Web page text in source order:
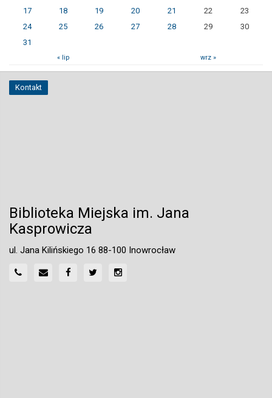
17
18 19 20 21 22
23
24
25 26 27 28 29
30
31
« lip wrz »
Kontakt
Biblioteka Miejska im. Jana
Kasprowicza
ul. Jana Kilińskiego 16 88-100 Inowrocław